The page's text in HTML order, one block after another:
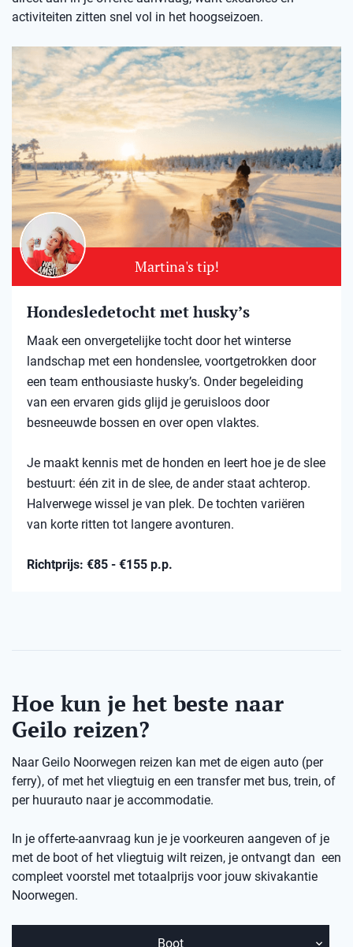
activiteiten zitten snel vol in het hoogseizoen.
Martina's tip!
Hondesledetocht met husky’s
Maak een onvergetelijke tocht door het winterse
landschap met een hondenslee, voortgetrokken door
een team enthousiaste husky’s. Onder begeleiding
van een ervaren gids glijd je geruisloos door
besneeuwde bossen en over open vlaktes.
Je maakt kennis met de honden en leert hoe je de slee
bestuurt: één zit in de slee, de ander staat achterop.
Halverwege wissel je van plek. De tochten variëren
van korte ritten tot langere avonturen.
Richtprijs: €85 - €155 p.p.
Hoe kun je het beste naar
Geilo reizen?
Naar Geilo Noorwegen reizen kan met de eigen auto (per
ferry), of met het vliegtuig en een transfer met bus, trein, of
per huurauto naar je accommodatie.
In je offerte-aanvraag kun je je voorkeuren aangeven of je
met de boot of het vliegtuig wilt reizen, je ontvangt dan een
compleet voorstel met totaalprijs voor jouw skivakantie
Noorwegen.
Boot